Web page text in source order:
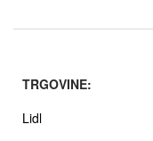
TRGOVINE:
Lidl